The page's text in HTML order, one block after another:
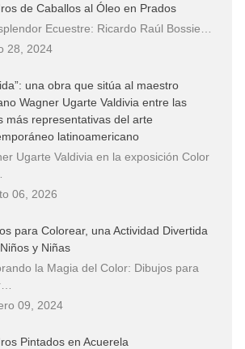
de Caballos al Óleo en Prados
Ecuestre: Ricardo Raúl Bossie…
28, 2024
una obra que sitúa al maestro
Wagner Ugarte Valdivia entre las
más representativas del arte
latinoamericano
Ugarte Valdivia en la exposición Color
06, 2026
para Colorear, una Actividad Divertida
y Niñas
la Magia del Color: Dibujos para
09, 2024
Pintados en Acuerela